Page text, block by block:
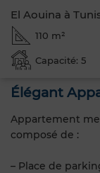
El Aouina à
110 m²
Capacité: 5
Élégant
Appartement
composé de :
– Place de